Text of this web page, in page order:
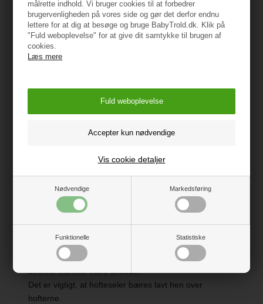
målrette indhold. Vi bruger cookies til at forbedrer
brugervenligheden på vores side og gør det derfor endnu
lettere for at dig at besøge og bruge BabyTrold.dk. Klik på
"Fuld weboplevelse" for at give dit samtykke til brugen af
cookies.
Læs mere
Nødvendige Markedsføring
Funktionelle Statistiske
Vis cookie detaljer
Specifikationer
Farve:
43 × 43 × 23 cm
Materialer:HDPE og tekstil
Montering:Bilens sikkerhedssele
Monteringsretning:Fremadvendt
Sikkerhedsstandard: i-Size (ECE R129)
ADVARSEL:
med bilens gulv. Alle seler eller stødpuder, der
fastholder barnet, skal tilpasses barnets krop, og
selerne må ikke være snoede.
Det er vigtigt, at hofteseler bæres lavt hen over
hofterne.